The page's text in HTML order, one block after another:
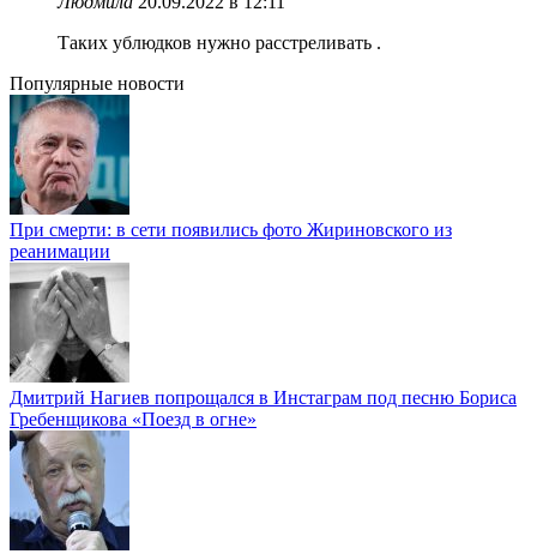
Таких ублюдков нужно расстреливать .
Популярные новости
При смерти: в сети появились фото Жириновского из
реанимации
Дмитрий Нагиев попрощался в Инстаграм под песню Бориса
Гребенщикова «Поезд в огне»